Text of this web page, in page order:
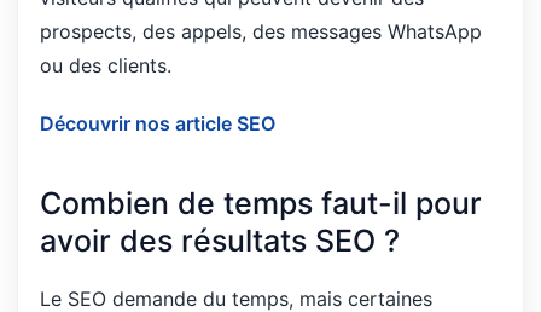
prospects, des appels, des messages WhatsApp
ou des clients.
Découvrir nos article SEO
Combien de temps faut-il pour
avoir des résultats SEO ?
Le SEO demande du temps, mais certaines